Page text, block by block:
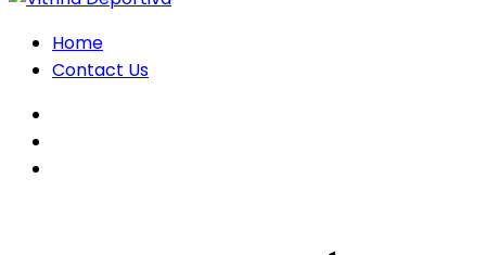
Home
Contact Us